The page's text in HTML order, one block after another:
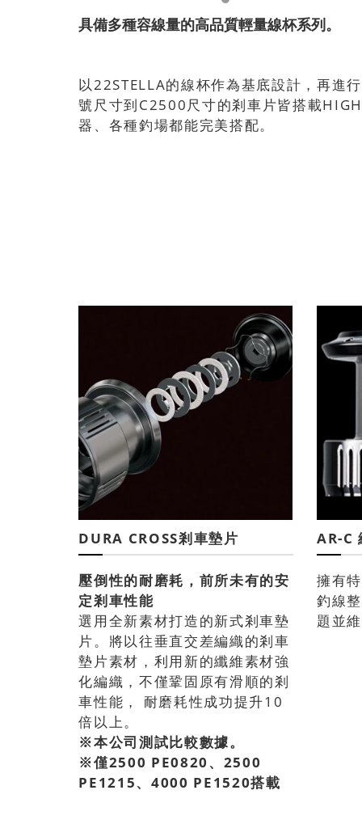
具備多種容線量的高品質輕量線杯系列。
以22STELLA的線杯作為基底設計，再進
號尺寸到C2500尺寸的剎車片皆搭載
器、各種釣場都能完美搭配。
DURA CROSS剎車墊片
壓倒性的耐磨耗，前所未有的安
定剎車性能
選用全新素材打造的新式剎車墊
片。將以往垂直交差編織的剎車
墊片素材，利用新的纖維素材強
化編織，不僅鞏固原有滑順的剎
車性能， 耐磨耗性成功提升10
倍以上。
※本公司測試比較數據。
※僅2500 PE0820、2500
PE1215、4000 PE1520搭載
AR-C
擁有
釣線
題並